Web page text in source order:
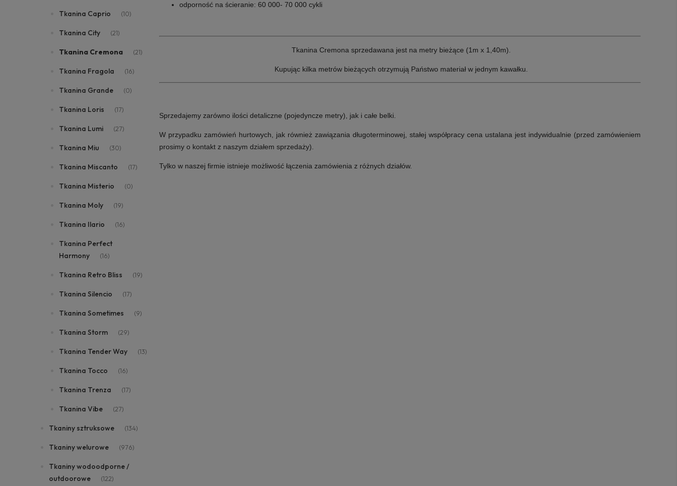
Tkanina Caprio (10)
Tkanina City (21)
Tkanina Cremona (21)
Tkanina Fragola (16)
Tkanina Grande (0)
Tkanina Loris (17)
Tkanina Lumi (27)
Tkanina Miu (30)
Tkanina Miscanto (17)
Tkanina Misterio (0)
Tkanina Moly (19)
Tkanina Ilario (16)
Tkanina Perfect
Harmony
(16)
Tkanina Retro Bliss (19)
Tkanina Silencio (17)
Tkanina Sometimes (9)
Tkanina Storm (29)
Tkanina Tender Way (13)
Tkanina Tocco (16)
Tkanina Trenza (17)
Tkanina Vibe (27)
Tkaniny sztruksowe (134)
Tkaniny welurowe (976)
Tkaniny wodoodporne /
outdoorowe
(122)
odporność na ścieranie: 60 000- 70 000 cykli
Tkanina Cremona sprzedawana jest na metry bieżące (1m x 1,40m).
Kupując kilka metrów bieżących otrzymują Państwo materiał w jednym kawałku.
Sprzedajemy zarówno ilości detaliczne (pojedyncze metry), jak i całe belki.
W przypadku zamówień hurtowych, jak również zawiązania długoterminowej, stałej współpracy cena ustalana jest indywidualnie (przed zamówieniem
prosimy o kontakt z naszym działem sprzedaży).
Tylko w naszej firmie istnieje możliwość łączenia zamówienia z różnych działów.